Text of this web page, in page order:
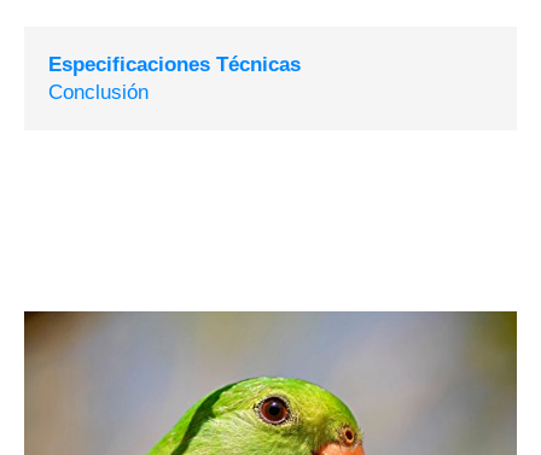
Especificaciones Técnicas
Conclusión